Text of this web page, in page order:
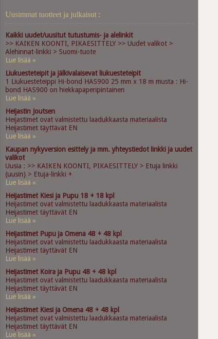
Uusimmat tuotteet ja julkaisut :
Kaikki uudet/uusitut tutustumis- ja alelinkit
>> KAIKEN KOONTI, PIKAESITTELY >> Uudet valikot >
Alehinnat-linkki > Suomi-tuote
Lue lisää »
Liukuesteteipit ja jälkivalaisevat liukuesteteipit
1 Liukuesteteippi Hi-bond HAS900 25 mm x 18 m musta : Hi-
bond HAS900 on hiekkapaperipintainen
Lue lisää »
Heijastin Joutsen
Heijastimet ovat valmistettu laadukkaasta materiaalista
Heijastimet täyttävät EN
Lue lisää »
Kaupan nykyversion esittely ja mm. yhteystiedot linkki ja uudet
valikot
Uusia : >> KAIKEN KOONTI, PIKAESITTELY > Etuja linkki
(uusin) > Etuja-linkki +
Lue lisää »
Heijastimet Kiesi ja Pupu 18 + 18 kpl
Heijastimet ovat valmistettu laadukkaasta materiaalista
Heijastimet täyttävät EN
Lue lisää »
Heijastimet Pupu ja Omena 48 + 48 kpl
Heijastimet ovat valmistettu laadukkaasta materiaalista
Heijastimet täyttävät EN
Lue lisää »
Heijastimet Koira ja Pupu 48 + 48 kpl
Heijastimet ovat valmistettu laadukkaasta materiaalista
Heijastimet täyttävät EN
Lue lisää »
Heijastimet Kiesi ja Omena 48 + 48 kpl
Heijastimet ovat valmistettu laadukkaasta materiaalista
Heijastimet täyttävät EN
Lue lisää »